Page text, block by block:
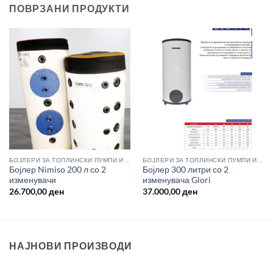
ПОВРЗАНИ ПРОДУКТИ
Бојлер Nimiso 200 л со 2
изменувачи
26.700,00ден
Бојлер 300 литри со 2
изменувача Glori
37.000,00ден
НАЈНОВИ ПРОИЗВОДИ